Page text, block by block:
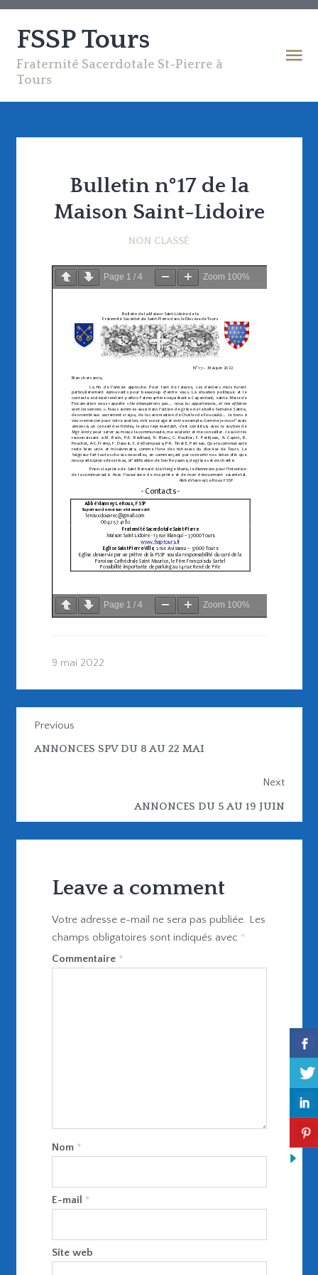
FSSP Tours
Fraternité Sacerdotale St-Pierre à
Tours
Bulletin n°17 de la
Maison Saint-Lidoire
NON CLASSÉ
Page 1 / 4 Zoom 100%
Page 1 / 4 Zoom 100%
9 mai 2022
Previous
ANNONCES SPV DU 8 AU 22 MAI
Next
ANNONCES DU 5 AU 19 JUIN
Leave a comment
Votre adresse e-mail ne sera pas publiée. Les
champs obligatoires sont indiqués avec *
Commentaire *
Nom *
E-mail *
Site web